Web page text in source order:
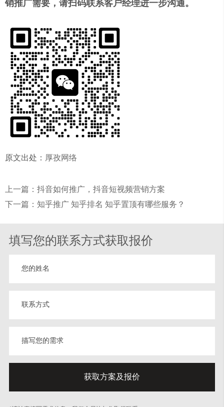
销推广需要，请扫码联系客户经理进一步沟通。
原文出处： 厚孜网络
上一篇：抖音如何推广，抖音短视频营销方案
下一篇：知乎推广 知乎排名 知乎置顶有哪些服务？
填写您的联系方式获取报价